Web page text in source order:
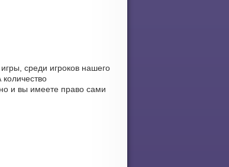
среди игроков нашего
и вы имеете право сами